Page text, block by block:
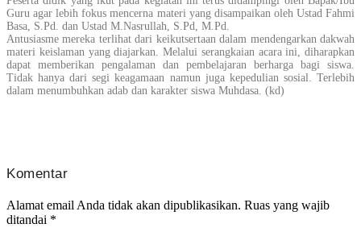
Guru agar lebih fokus mencerna materi yang disampaikan oleh Ustad Fahmi
Basa, S.Pd. dan Ustad M.Nasrullah, S.Pd, M.Pd.
Antusiasme mereka terlihat dari keikutsertaan dalam mendengarkan dakwah
materi keislaman yang diajarkan. Melalui serangkaian acara ini, diharapkan
dapat memberikan pengalaman dan pembelajaran berharga bagi siswa.
Tidak hanya dari segi keagamaan namun juga kepedulian sosial. Terlebih
dalam menumbuhkan adab dan karakter siswa Muhdasa. (kd)
Komentar
Alamat email Anda tidak akan dipublikasikan. Ruas yang wajib
ditandai *